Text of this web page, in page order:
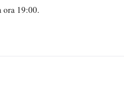
ora 19:00.